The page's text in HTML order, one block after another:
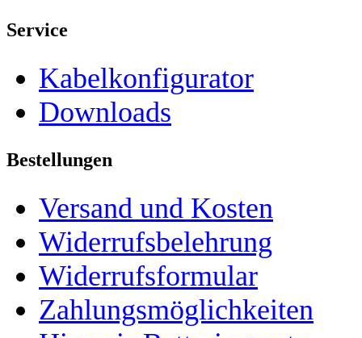
Service
Kabelkonfigurator
Downloads
Bestellungen
Versand und Kosten
Widerrufsbelehrung
Widerrufsformular
Zahlungsmöglichkeiten